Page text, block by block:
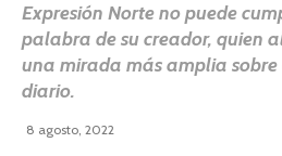
Expresión Norte no puede
palabra de su creador, quien
una mirada más amplia sobre
diario.
8 agosto, 2022